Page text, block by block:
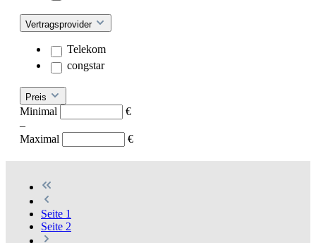
Vertragsprovider
Telekom
congstar
Preis
Minimal
€
–
Maximal
€
Seite 1
Seite 2